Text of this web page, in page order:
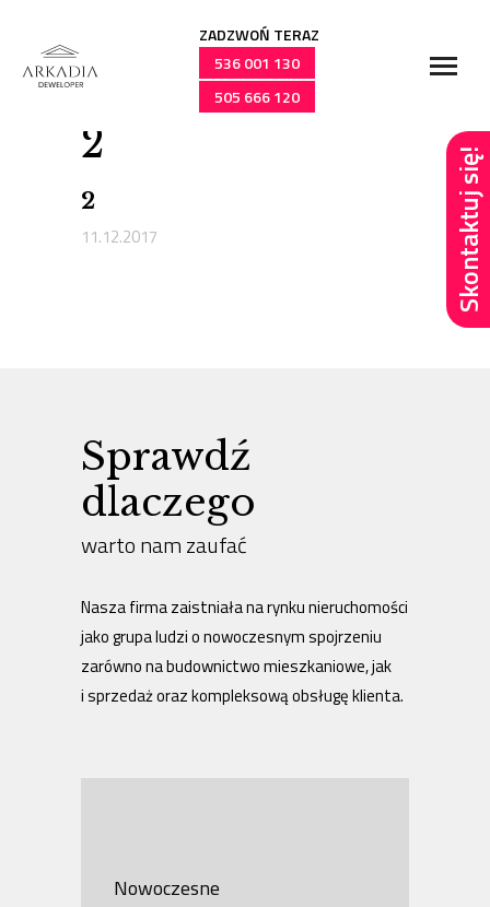
Skontaktuj się!
ZADZWOŃ TERAZ
536 001 130
505 666 120
2
2
11.12.2017
Sprawdź
dlaczego
warto nam zaufać
Nasza firma zaistniała na rynku nieruchomości
jako grupa ludzi o nowoczesnym spojrzeniu
zarówno na budownictwo mieszkaniowe, jak
i sprzedaż oraz kompleksową obsługę klienta.
Nowoczesne